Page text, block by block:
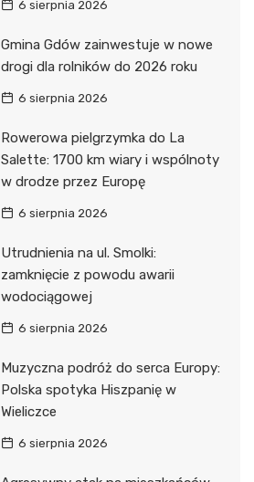
6 sierpnia 2026
Gmina Gdów zainwestuje w nowe
drogi dla rolników do 2026 roku
6 sierpnia 2026
Rowerowa pielgrzymka do La
Salette: 1700 km wiary i wspólnoty
w drodze przez Europę
6 sierpnia 2026
Utrudnienia na ul. Smolki:
zamknięcie z powodu awarii
wodociągowej
6 sierpnia 2026
Muzyczna podróż do serca Europy:
Polska spotyka Hiszpanię w
Wieliczce
6 sierpnia 2026